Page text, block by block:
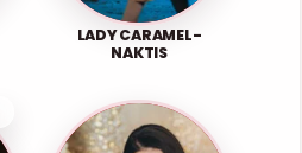
LADY CARAMEL-
NAKTIS